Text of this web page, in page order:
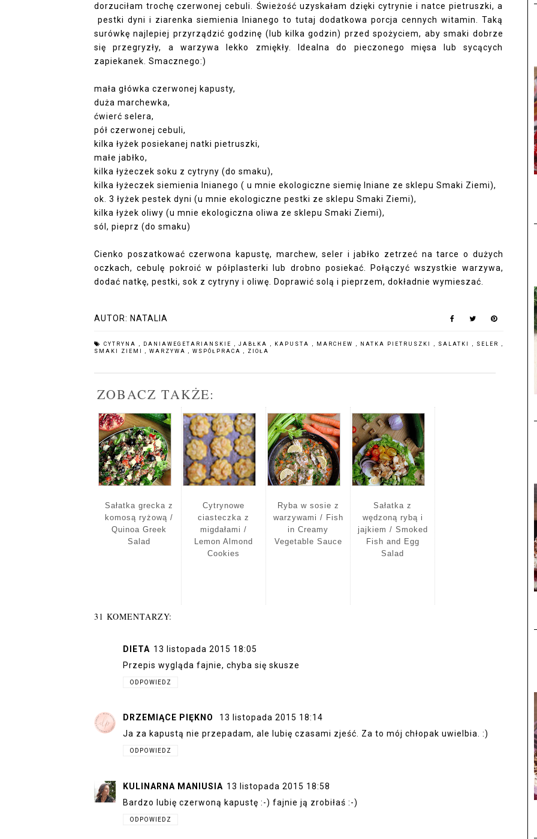
dorzuciłam trochę czerwonej cebuli. Świeżość uzyskałam dzięki cytrynie i natce pietruszki, a
pestki dyni i ziarenka siemienia lnianego to tutaj dodatkowa porcja cennych witamin. Taką
surówkę najlepiej przyrządzić godzinę (lub kilka godzin) przed spożyciem, aby smaki dobrze
się przegryzły, a warzywa lekko zmiękły. Idealna do pieczonego mięsa lub sycących
zapiekanek. Smacznego:)
mała główka czerwonej kapusty,
duża marchewka,
ćwierć selera,
pół czerwonej cebuli,
kilka łyżek posiekanej natki pietruszki,
małe jabłko,
kilka łyżeczek soku z cytryny (do smaku),
kilka łyżeczek siemienia lnianego ( u mnie ekologiczne siemię lniane ze sklepu Smaki Ziemi),
ok. 3 łyżek pestek dyni (u mnie ekologiczne pestki ze sklepu Smaki Ziemi),
kilka łyżek oliwy (u mnie ekologiczna oliwa ze sklepu Smaki Ziemi),
sól, pieprz (do smaku)
Cienko poszatkować czerwona kapustę, marchew, seler i jabłko zetrzeć na tarce o dużych
oczkach, cebulę pokroić w półplasterki lub drobno posiekać. Połączyć wszystkie warzywa,
dodać natkę, pestki, sok z cytryny i oliwę. Doprawić solą i pieprzem, dokładnie wymieszać.
AUTOR: NATALIA
CYTRYNA DANIAWEGETARIANSKIE ,JABŁKA KAPUSTA MARCHEW NATKA PIETRUSZKI SALATKI SELER
SMAKI ZIEMI
WARZYWA WSPÓŁPRACA ZIOŁA
ZOBACZ TAKŻE:
Sałatka grecka z
komosą ryżową /
Quinoa Greek
Salad
Cytrynowe
ciasteczka z
migdałami /
Lemon Almond
Cookies
Ryba w sosie z
warzywami / Fish
in Creamy
Vegetable Sauce
Sałatka z
wędzoną rybą i
jajkiem / Smoked
Fish and Egg
Salad
31 KOMENTARZY:
DIETA 13 listopada 2015 18:05
Przepis wygląda fajnie, chyba się skusze
ODPOWIEDZ
DRZEMIĄCE PIĘKNO
13 listopada 2015 18:14
Ja za kapustą nie przepadam, ale lubię czasami zjeść. Za to mój chłopak uwielbia. :)
ODPOWIEDZ
KULINARNA MANIUSIA 13 listopada 2015 18:58
Bardzo lubię czerwoną kapustę :-) fajnie ją zrobiłaś :-)
ODPOWIEDZ